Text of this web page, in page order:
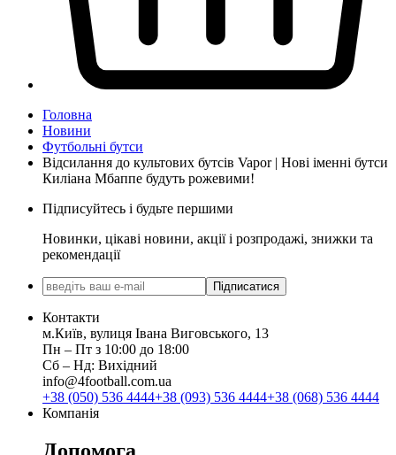
Головна
Новини
Футбольні бутси
Відсилання до культових бутсів Vapor | Нові іменні бутси
Киліана Мбаппе будуть рожевими!
Підписуйтесь і будьте першими
Новинки, цікаві новини, акції і розпродажі, знижки та
рекомендації
Підписатися
Контакти
м.Київ, вулиця Івана Виговського, 13
Пн ‒ Пт з 10:00 до 18:00
Сб ‒ Нд: Вихідний
info@4football.com.ua
+38 (050) 536 4444+38 (093) 536 4444+38 (068) 536 4444
Компанія